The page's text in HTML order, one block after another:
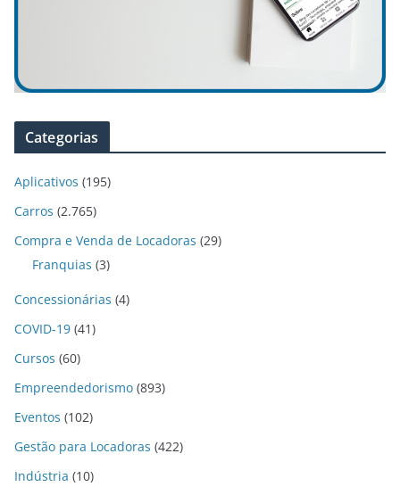
Categorias
Aplicativos (195)
Carros (2.765)
Compra e Venda de Locadoras (29)
Franquias (3)
Concessionárias (4)
COVID-19 (41)
Cursos (60)
Empreendedorismo (893)
Eventos (102)
Gestão para Locadoras (422)
Indústria (10)